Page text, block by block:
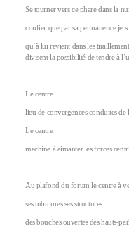
Se tourner vers ce phare dans la
confier que par sa permanence je
qu’à lui revient dans les
divisent la possibilité de tendre à
Le centre
lieu de convergences conduites de
Le centre
machine à aimanter les forces
Au plafond du forum le centre à
ses tubulures ses structures
des bouches ouvertes des hauts-